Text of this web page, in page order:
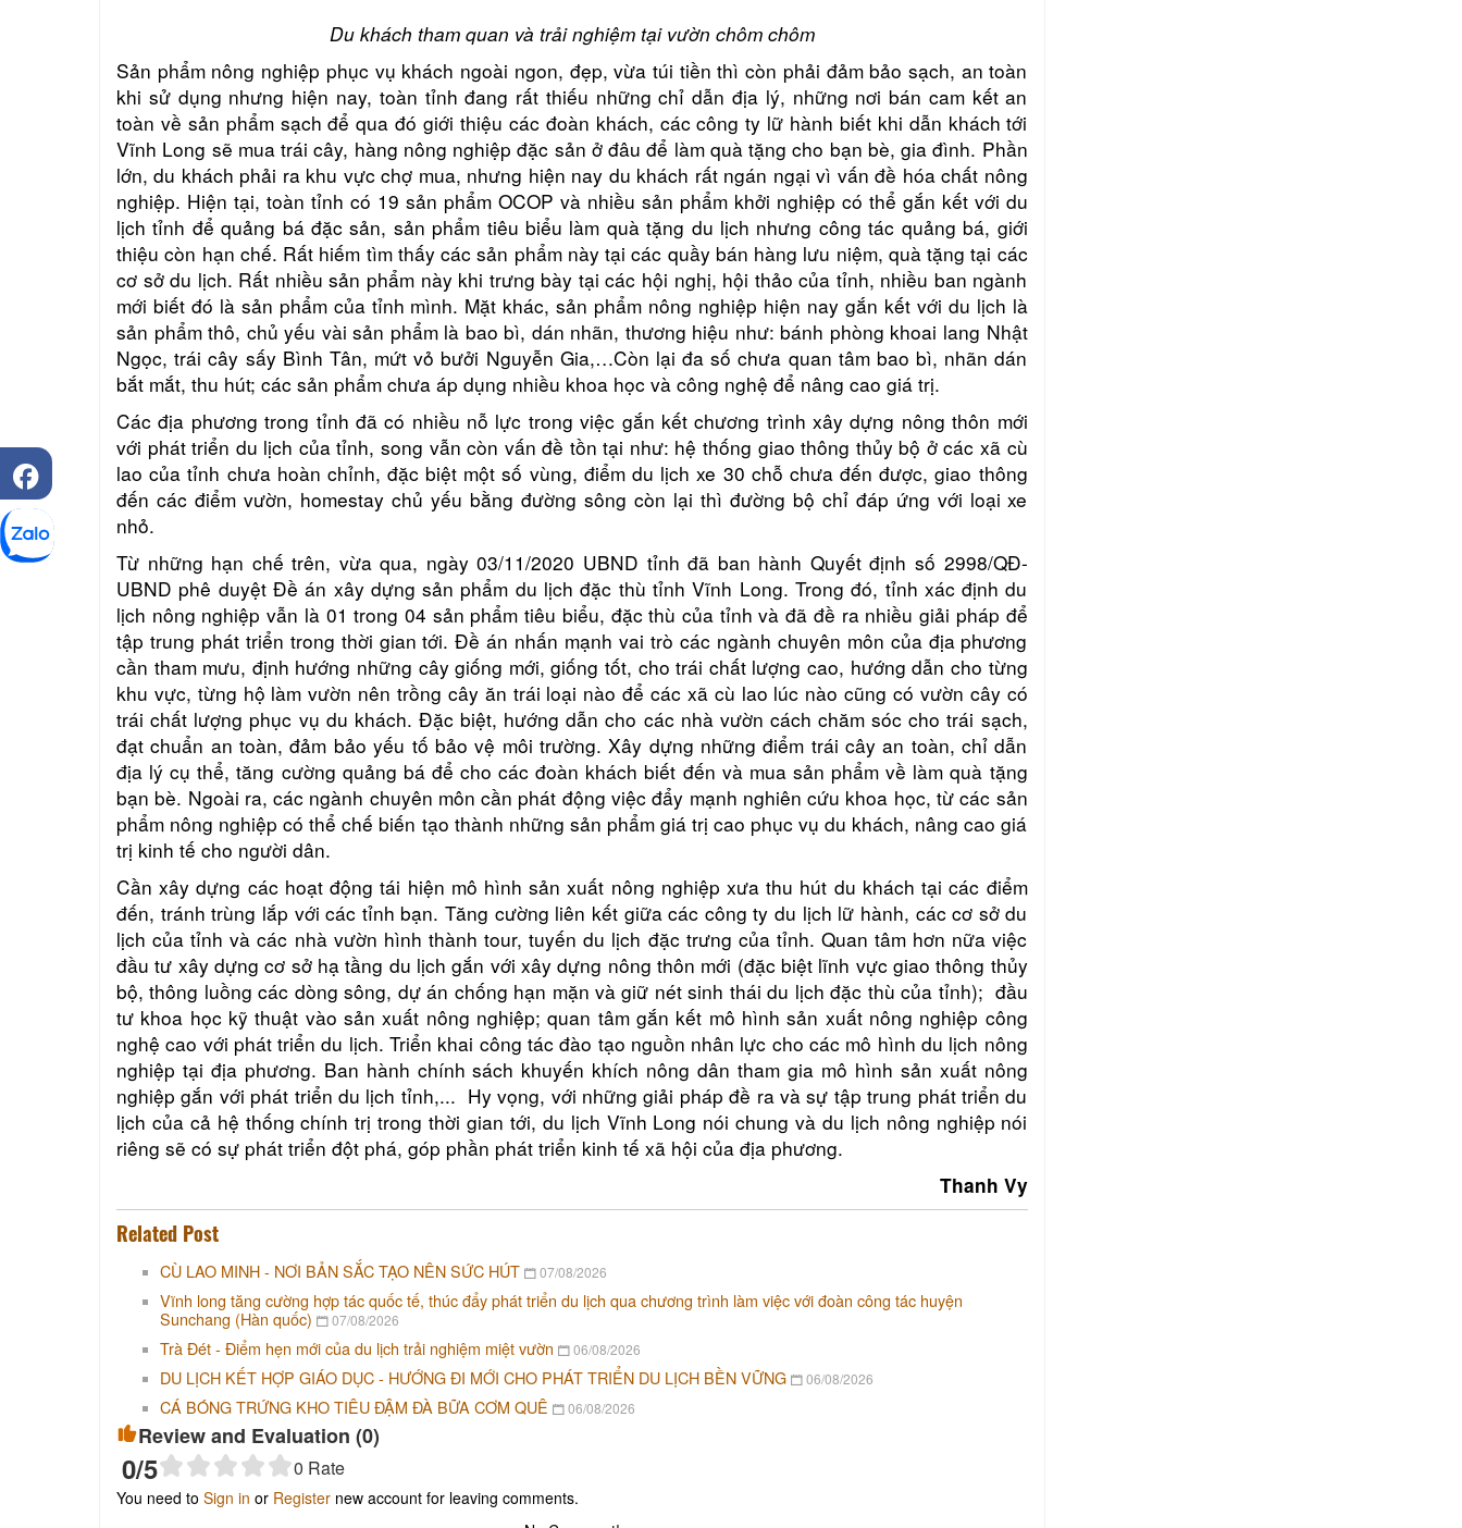
Du khách tham quan và trải nghiệm tại vườn chôm chôm
Sản phẩm nông nghiệp phục vụ khách ngoài ngon, đẹp, vừa túi tiền thì còn phải đảm bảo sạch, an toàn
khi sử dụng nhưng hiện nay, toàn tỉnh đang rất thiếu những chỉ dẫn địa lý, những nơi bán cam kết an
toàn về sản phẩm sạch để qua đó giới thiệu các đoàn khách, các công ty lữ hành biết khi dẫn khách tới
Vĩnh Long sẽ mua trái cây, hàng nông nghiệp đặc sản ở đâu để làm quà tặng cho bạn bè, gia đình. Phần
lớn, du khách phải ra khu vực chợ mua, nhưng hiện nay du khách rất ngán ngại vì vấn đề hóa chất nông
nghiệp. Hiện tại, toàn tỉnh có 19 sản phẩm OCOP và nhiều sản phẩm khởi nghiệp có thể gắn kết với du
lịch tỉnh để quảng bá đặc sản, sản phẩm tiêu biểu làm quà tặng du lịch nhưng công tác quảng bá, giới
thiệu còn hạn chế. Rất hiếm tìm thấy các sản phẩm này tại các quầy bán hàng lưu niệm, quà tặng tại các
cơ sở du lịch. Rất nhiều sản phẩm này khi trưng bày tại các hội nghị, hội thảo của tỉnh, nhiều ban ngành
mới biết đó là sản phẩm của tỉnh mình. Mặt khác, sản phẩm nông nghiệp hiện nay gắn kết với du lịch là
sản phẩm thô, chủ yếu vài sản phẩm là bao bì, dán nhãn, thương hiệu như: bánh phòng khoai lang Nhật
Ngọc, trái cây sấy Bình Tân, mứt vỏ bưởi Nguyễn Gia,…Còn lại đa số chưa quan tâm bao bì, nhãn dán
bắt mắt, thu hút; các sản phẩm chưa áp dụng nhiều khoa học và công nghệ để nâng cao giá trị.
Các địa phương trong tỉnh đã có nhiều nỗ lực trong việc gắn kết chương trình xây dựng nông thôn mới
với phát triển du lịch của tỉnh, song vẫn còn vấn đề tồn tại như: hệ thống giao thông thủy bộ ở các xã cù
lao của tỉnh chưa hoàn chỉnh, đặc biệt một số vùng, điểm du lịch xe 30 chỗ chưa đến được, giao thông
đến các điểm vườn, homestay chủ yếu bằng đường sông còn lại thì đường bộ chỉ đáp ứng với loại xe
nhỏ.
Từ những hạn chế trên, vừa qua, ngày 03/11/2020 UBND tỉnh đã ban hành Quyết định số 2998/QĐ-
UBND phê duyệt Đề án xây dựng sản phẩm du lịch đặc thù tỉnh Vĩnh Long. Trong đó, tỉnh xác định du
lịch nông nghiệp vẫn là 01 trong 04 sản phẩm tiêu biểu, đặc thù của tỉnh và đã đề ra nhiều giải pháp để
tập trung phát triển trong thời gian tới. Đề án nhấn mạnh vai trò các ngành chuyên môn của địa phương
cần tham mưu, định hướng những cây giống mới, giống tốt, cho trái chất lượng cao, hướng dẫn cho từng
khu vực, từng hộ làm vườn nên trồng cây ăn trái loại nào để các xã cù lao lúc nào cũng có vườn cây có
trái chất lượng phục vụ du khách. Đặc biệt, hướng dẫn cho các nhà vườn cách chăm sóc cho trái sạch,
đạt chuẩn an toàn, đảm bảo yếu tố bảo vệ môi trường. Xây dựng những điểm trái cây an toàn, chỉ dẫn
địa lý cụ thể, tăng cường quảng bá để cho các đoàn khách biết đến và mua sản phẩm về làm quà tặng
bạn bè. Ngoài ra, các ngành chuyên môn cần phát động việc đẩy mạnh nghiên cứu khoa học, từ các sản
phẩm nông nghiệp có thể chế biến tạo thành những sản phẩm giá trị cao phục vụ du khách, nâng cao giá
trị kinh tế cho người dân.
Cần xây dựng các hoạt động tái hiện mô hình sản xuất nông nghiệp xưa thu hút du khách tại các điểm
đến, tránh trùng lắp với các tỉnh bạn. Tăng cường liên kết giữa các công ty du lịch lữ hành, các cơ sở du
lịch của tỉnh và các nhà vườn hình thành tour, tuyến du lịch đặc trưng của tỉnh. Quan tâm hơn nữa việc
đầu tư xây dựng cơ sở hạ tầng du lịch gắn với xây dựng nông thôn mới (đặc biệt lĩnh vực giao thông thủy
bộ, thông luồng các dòng sông, dự án chống hạn mặn và giữ nét sinh thái du lịch đặc thù của tỉnh); đầu
tư khoa học kỹ thuật vào sản xuất nông nghiệp; quan tâm gắn kết mô hình sản xuất nông nghiệp công
nghệ cao với phát triển du lịch. Triển khai công tác đào tạo nguồn nhân lực cho các mô hình du lịch nông
nghiệp tại địa phương. Ban hành chính sách khuyến khích nông dân tham gia mô hình sản xuất nông
nghiệp gắn với phát triển du lịch tỉnh,... Hy vọng, với những giải pháp đề ra và sự tập trung phát triển du
lịch của cả hệ thống chính trị trong thời gian tới, du lịch Vĩnh Long nói chung và du lịch nông nghiệp nói
riêng sẽ có sự phát triển đột phá, góp phần phát triển kinh tế xã hội của địa phương.
Thanh Vy
Related Post
CÙ LAO MINH - NƠI BẢN SẮC TẠO NÊN SỨC HÚT 07/08/2026
Vĩnh long tăng cường hợp tác quốc tế, thúc đẩy phát triển du lịch qua chương trình làm việc với đoàn công tác huyện
Sunchang (Hàn quốc)
07/08/2026
Trà Đét - Điểm hẹn mới của du lịch trải nghiệm miệt vườn 06/08/2026
DU LỊCH KẾT HỢP GIÁO DỤC - HƯỚNG ĐI MỚI CHO PHÁT TRIỂN DU LỊCH BỀN VỮNG 06/08/2026
CÁ BÓNG TRỨNG KHO TIÊU ĐẬM ĐÀ BỮA CƠM QUÊ 06/08/2026
Review and Evaluation (0)
0/5 0 Rate
You need to Sign in or Register new account for leaving comments.